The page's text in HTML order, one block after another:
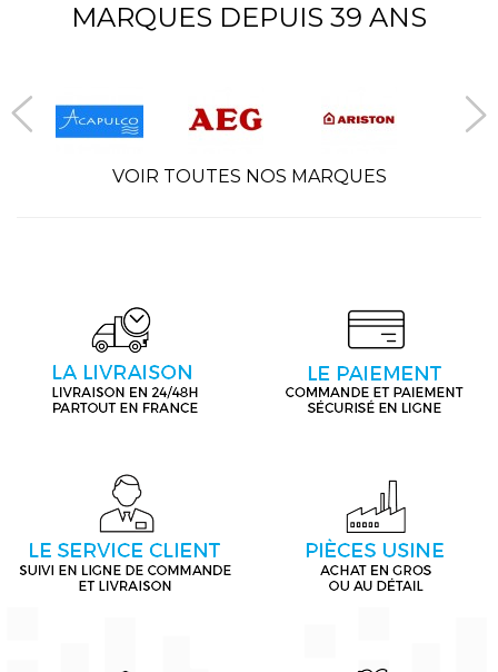
MARQUES DEPUIS 39 ANS
VOIR TOUTES NOS MARQUES